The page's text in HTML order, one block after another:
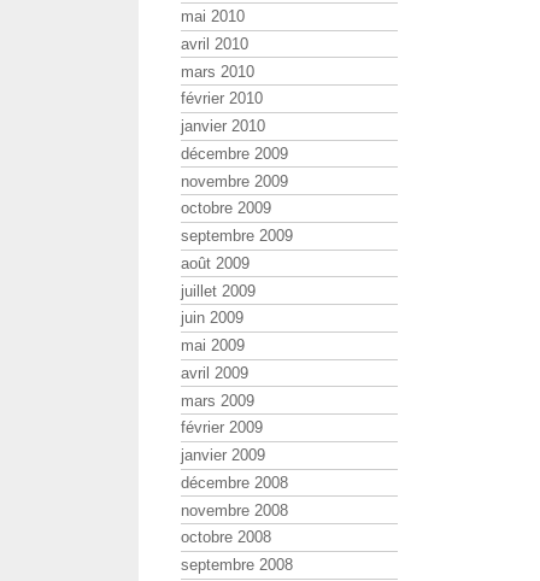
mai 2010
avril 2010
mars 2010
février 2010
janvier 2010
décembre 2009
novembre 2009
octobre 2009
septembre 2009
août 2009
juillet 2009
juin 2009
mai 2009
avril 2009
mars 2009
février 2009
janvier 2009
décembre 2008
novembre 2008
octobre 2008
septembre 2008